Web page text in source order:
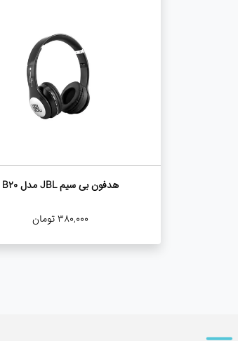
هدفون بی سیم JBL مدل B20
380,000تومان